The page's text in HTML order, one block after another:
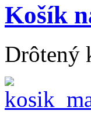
Košík
Drôtený